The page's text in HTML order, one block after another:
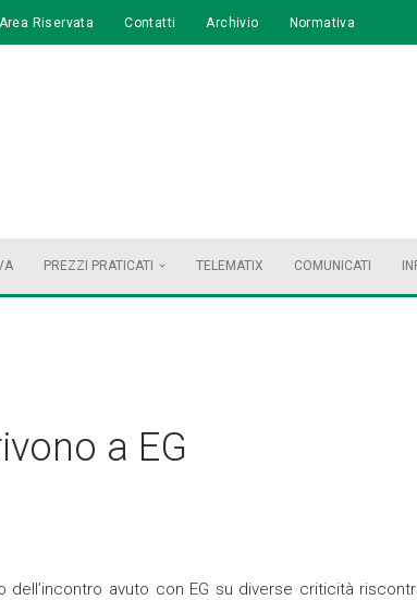
Area Riservata Contatti Archivio Normativa
PREZZI PRATICATI TELEMATIX COMUNICATI
a EG
dell’incontro avuto con EG su diverse criticità